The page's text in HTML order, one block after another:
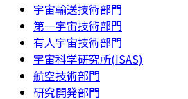
宇宙輸送技術部門
第一宇宙技術部門
有人宇宙技術部門
宇宙科学研究所(ISAS)
航空技術部門
研究開発部門